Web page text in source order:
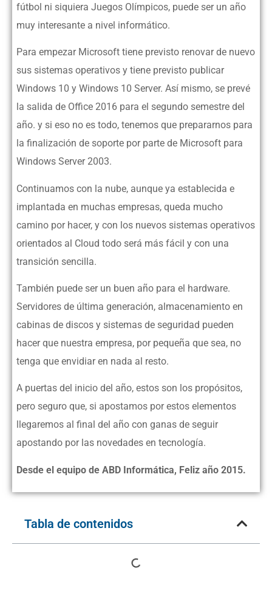
fútbol ni siquiera Juegos Olímpicos, puede ser un año
muy interesante a nivel informático.
Para empezar Microsoft tiene previsto renovar de nuevo
sus sistemas operativos y tiene previsto publicar
Windows 10 y Windows 10 Server. Así mismo, se prevé
la salida de Office 2016 para el segundo semestre del
año. y si eso no es todo, tenemos que prepararnos para
la finalización de soporte por parte de Microsoft para
Windows Server 2003.
Continuamos con la nube, aunque ya establecida e
implantada en muchas empresas, queda mucho
camino por hacer, y con los nuevos sistemas operativos
orientados al Cloud todo será más fácil y con una
transición sencilla.
También puede ser un buen año para el hardware.
Servidores de última generación, almacenamiento en
cabinas de discos y sistemas de seguridad pueden
hacer que nuestra empresa, por pequeña que sea, no
tenga que envidiar en nada al resto.
A puertas del inicio del año, estos son los propósitos,
pero seguro que, si apostamos por estos elementos
llegaremos al final del año con ganas de seguir
apostando por las novedades en tecnología.
Desde el equipo de ABD Informática, Feliz año 2015.
Tabla de contenidos